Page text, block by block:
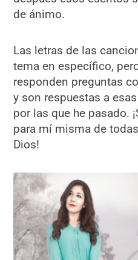
de ánimo.
Las letras de las
tema en específico,
responden preguntas
y son respuestas a
por las que he pasado.
para mí misma de
Dios!